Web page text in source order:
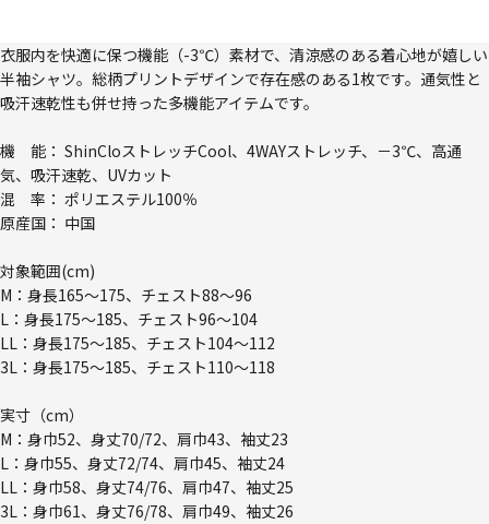
衣服内を快適に保つ機能（-3℃）素材で、清涼感のある着心地が嬉しい
半袖シャツ。総柄プリントデザインで存在感のある1枚です。通気性と
吸汗速乾性も併せ持った多機能アイテムです。
機 能： ShinCloストレッチCool、4WAYストレッチ、－3℃、高通
気、吸汗速乾、UVカット
混 率： ポリエステル100％
原産国： 中国
対象範囲(cm)
M：身長165～175、チェスト88～96
L：身長175～185、チェスト96～104
LL：身長175～185、チェスト104～112
3L：身長175～185、チェスト110～118
実寸（cm）
M：身巾52、身丈70/72、肩巾43、袖丈23
L：身巾55、身丈72/74、肩巾45、袖丈24
LL：身巾58、身丈74/76、肩巾47、袖丈25
3L：身巾61、身丈76/78、肩巾49、袖丈26